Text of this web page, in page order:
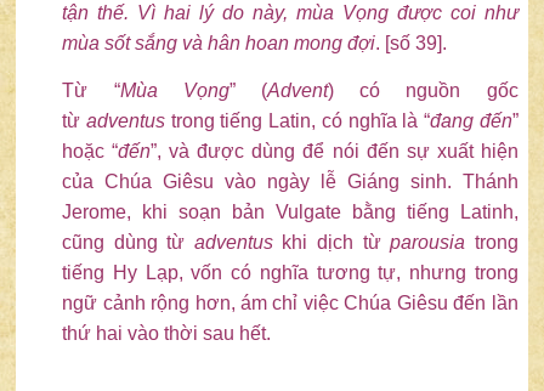
tận thế. Vì hai lý do này, mùa Vọng được coi như
mùa sốt sắng và hân hoan mong đợi. [số 39].
Từ “Mùa Vọng” (Advent) có nguồn gốc
từadventus trong tiếng Latin, có nghĩa là “đang đến”
hoặc “đến”, và được dùng để nói đến sự xuất hiện
của Chúa Giêsu vào ngày lễ Giáng sinh. Thánh
Jerome, khi soạn bản Vulgate bằng tiếng Latinh,
cũng dùng từ adventuskhi dịch từparousia trong
tiếng Hy Lạp, vốn có nghĩa tương tự, nhưng trong
ngữ cảnh rộng hơn, ám chỉ việc Chúa Giêsu đến lần
thứ hai vào thời sau hết.